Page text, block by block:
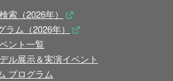
索（2026年）
ム（2026年）
ント一覧
ル展示＆実演イベント
プログラム